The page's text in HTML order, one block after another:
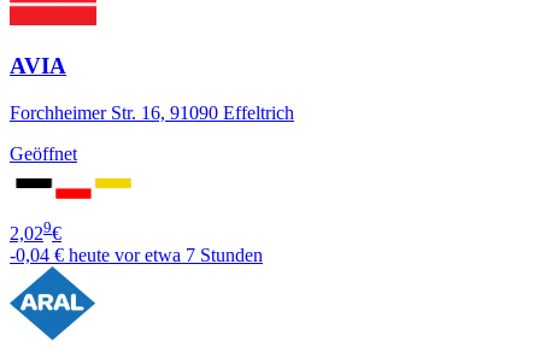
AVIA
Forchheimer Str. 16, 91090 Effeltrich
Geöffnet
2,029€
-0,04 € heute vor etwa 7 Stunden